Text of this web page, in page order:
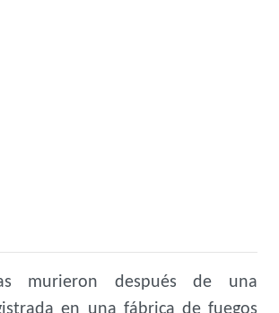
murieron después de una
en una fábrica de fuegos